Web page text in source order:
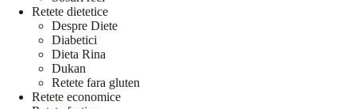
Retete dietetice
Despre Diete
Diabetici
Dieta Rina
Dukan
Retete fara gluten
Retete economice